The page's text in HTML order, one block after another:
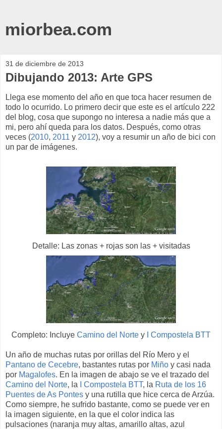
miorbea.com
31 de diciembre de 2013
Dibujando 2013: Arte GPS
Llega ese momento del año en que toca hacer resumen de
todo lo ocurrido. Lo primero decir que este es el artículo 222
del blog, cosa que supongo no interesa a nadie más que a
mi, pero ahí queda para los datos. Después, como otras
veces (2010, 2011 y 2012), voy a resumir un año de bici con
un par de imágenes.
Detalle: Las zonas + rojas son las + visitadas
Completo: Incluye Camino del Norte y I Compostela BTT
Un año de muchas rutas por orillas del Río Mero y el
Pantano de Cecebre, bastantes rutas por Miño y casi nada
por Magalofes. En la imagen de abajo se ve el trazado del
Camino del Norte, la I Compostela BTT, la Ruta de los 16
Puentes de As Pontes y una rutilla que hice cerca de Arzúa.
Como siempre, he sufrido bastante, como se puede ver en
la imagen siguiente, en la que el color indica las
pulsaciones (naranja muy altas, amarillo altas, azul